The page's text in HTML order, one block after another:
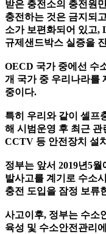
받은 충전소의 충전원
충전하는 것은 금지되
소가 보편화되어 있고,
규제샌드박스 실증을
OECD 국가 중에선 수
개 국가 중 우리나라를
중이다.
특히 우리와 같이 셀프
해 시범운영 후 최근
CCTV 등 안전장치 설
정부는 앞서 2019년5
발사고를 계기로 수소
충전 도입을 잠정 보류
사고이후, 정부는 수소
육성 및 수소안전관리